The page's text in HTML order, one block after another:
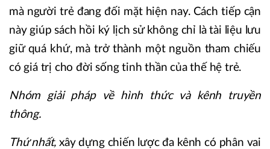
mà người trẻ đang đối mặt hiện nay. Cách tiếp cận
này giúp sách hồi ký lịch sử không chỉ là tài liệu lưu
giữ quá khứ, mà trở thành một nguồn tham chiếu
có giá trị cho đời sống tinh thần của thế hệ trẻ.
Nhóm giải pháp về hình thức và kênh truyền
thông.
Thứ nhất,xây dựng chiến lược đa kênh có phân vai